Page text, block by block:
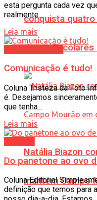
conquista
Jogos Escolares
Natália Biazon
mantém Campo
esta pergunta cada vez
realmente...
Leia mais
Comunicação é tudo!
Coluna Tristeza da Foto
é. Desejamos
que tenha...
Leia mais
Do panetone ao ovo
Coluna Editorial
definição que temos para